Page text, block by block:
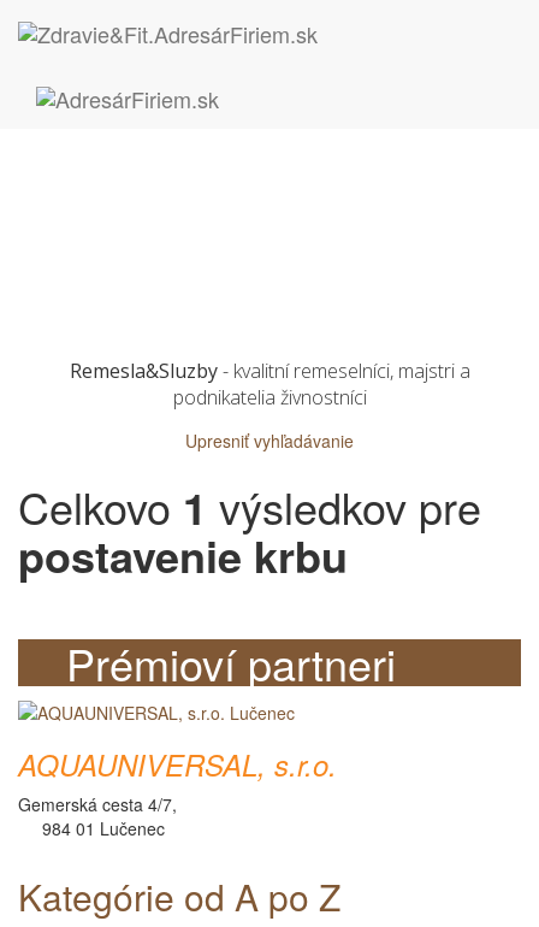
Remesla&Sluzby- kvalitní remeselníci, majstri a
podnikatelia živnostníci
Upresniť vyhľadávanie
Celkovo 1 výsledkov pre
postavenie krbu
Prémioví partneri
AQUAUNIVERSAL, s.r.o.
Gemerská cesta 4/7,
984 01 Lučenec
Kategórie od A po Z